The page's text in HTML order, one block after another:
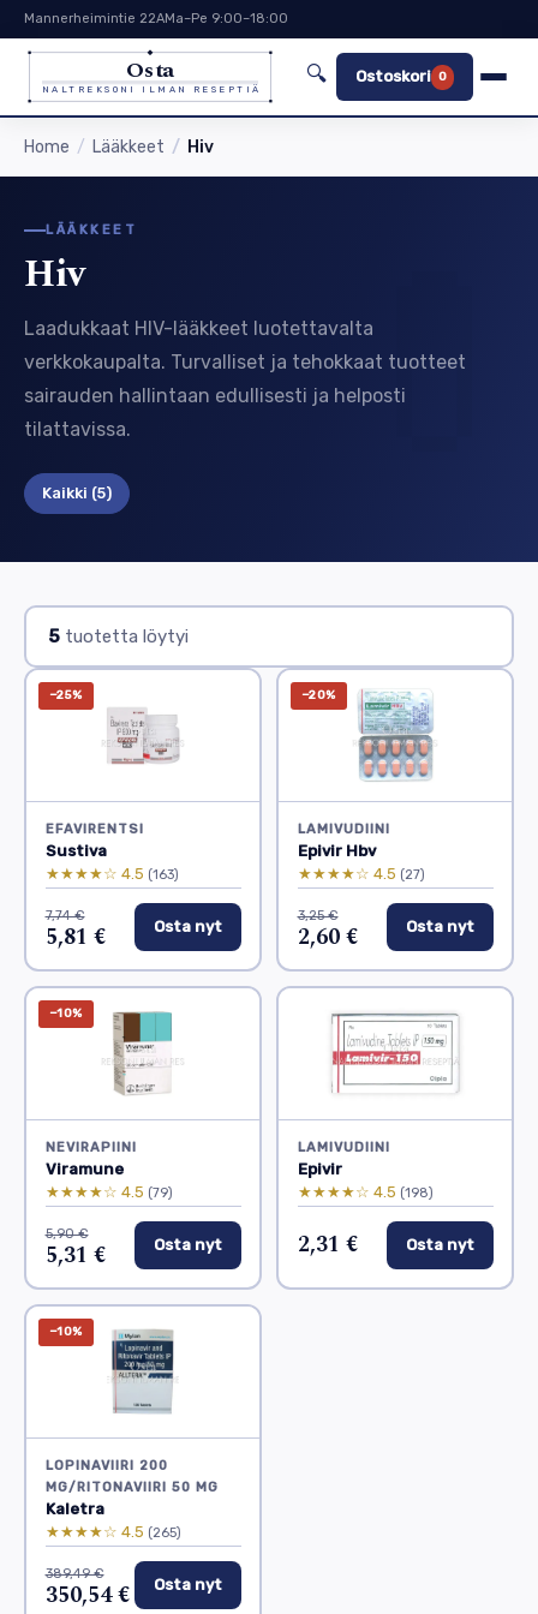
Mannerheimintie 22AMa–Pe 9:00–18:00
Osta
NALTREKSONI ILMAN RESEPTIÄ
🔍 Ostoskori 0
Home Lääkkeet Hiv
LÄÄKKEET
Hiv
Laadukkaat HIV-lääkkeet luotettavalta
verkkokaupalta. Turvalliset ja tehokkaat tuotteet
sairauden hallintaan edullisesti ja helposti
tilattavissa.
Kaikki (5)
5 tuotetta löytyi
−25%
EFAVIRENTSI
Sustiva
★★★★☆ 4.5 (163)
7,74 €
5,81 € Osta nyt
−20%
LAMIVUDIINI
Epivir Hbv
★★★★☆ 4.5 (27)
3,25 €
2,60 € Osta nyt
−10%
NEVIRAPIINI
Viramune
★★★★☆ 4.5 (79)
5,90 €
5,31 € Osta nyt
LAMIVUDIINI
Epivir
★★★★☆ 4.5 (198)
2,31 € Osta nyt
−10%
LOPINAVIIRI 200
MG/RITONAVIIRI 50 MG
Kaletra
★★★★☆ 4.5 (265)
389,49 €
350,54 € Osta nyt